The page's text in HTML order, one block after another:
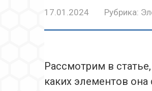
17.01.2024 Рубрика:
Рассмотрим в
каких элементов